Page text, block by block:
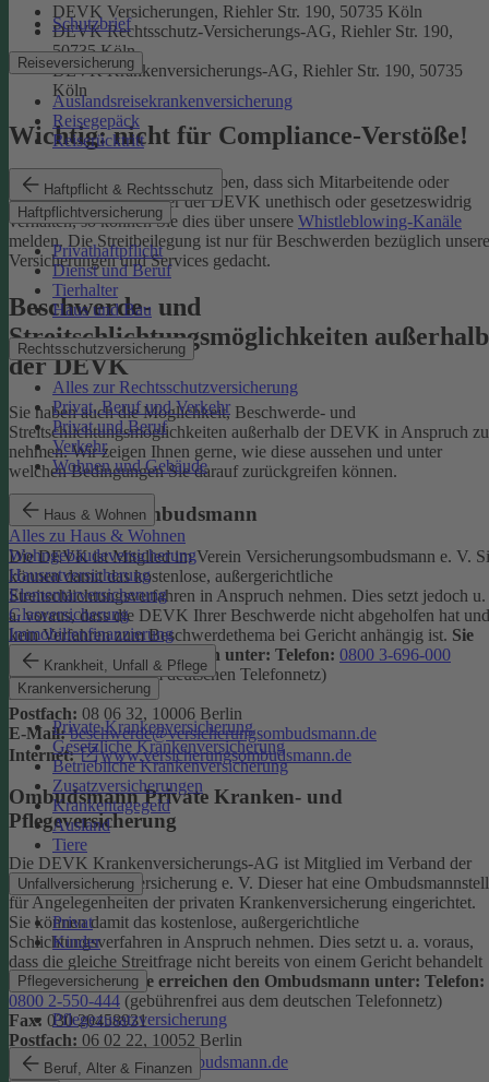
Schutzbrief
Reiseversicherung
Auslandsreisekrankenversicherung
Reisegepäck
Reiserücktritt
Haftpflicht & Rechtsschutz
Haftpflichtversicherung
Privathaftpflicht
Dienst und Beruf
Tierhalter
Haus und Bau
Rechtsschutzversicherung
Alles zur Rechtsschutzversicherung
Privat, Beruf und Verkehr
Privat und Beruf
Verkehr
Wohnen und Gebäude
Haus & Wohnen
Alles zu Haus & Wohnen
Wohngebäudeversicherung
Hausratversicherung
Elementarversicherung
Glasversicherung
Immobilienfinanzierung
Krankheit, Unfall & Pflege
Krankenversicherung
Private Krankenversicherung
Gesetzliche Krankenversicherung
Betriebliche Krankenversicherung
Zusatzversicherungen
Krankentagegeld
Ausland
Tiere
Unfallversicherung
Privat
Kinder
Pflegeversicherung
Pflegezusatzversicherung
Beruf, Alter & Finanzen
DEVK Versicherungen, Riehler Str. 190, 50735 Köln
DEVK Rechtsschutz-Versicherungs-AG, Riehler Str. 190,
50735 Köln
DEVK Krankenversicherungs-AG, Riehler Str. 190, 50735
Köln
Wichtig: nicht für Compliance-Verstöße!
Wenn Sie Kenntnis darüber haben, dass sich Mitarbeitende oder
Partnerinnen und Partner der DEVK unethisch oder gesetzeswidrig
verhalten, so können Sie dies über unsere Whistleblowing-Kanäle
melden. Die Streitbeilegung ist nur für Beschwerden bezüglich
Versicherungen und Services gedacht.
Beschwerde- und
Streitschlichtungsmöglichkeiten außerhalb
der DEVK
Sie haben auch die Möglichkeit, Beschwerde- und
Streitschlichtungsmöglichkeiten außerhalb der DEVK in Anspruch zu
nehmen. Wir zeigen Ihnen gerne, wie diese aussehen und unter
welchen Bedingungen Sie darauf zurückgreifen können.
Versicherungsombudsmann
Die DEVK ist Mitglied im Verein Versicherungsombudsmann e. V.
können damit das kostenlose, außergerichtliche
Streitschlichtungsverfahren in Anspruch nehmen. Dies setzt jedoch u.
a. voraus, dass die DEVK Ihrer Beschwerde nicht abgeholfen hat und
kein Verfahren zum Beschwerdethema bei Gericht anhängig ist. Sie
erreichen den Ombudsmann unter: Telefon: 0800 3-696-000
(gebührenfrei aus dem deutschen Telefonnetz)
Fax:0800 3-699-000
Postfach: 08 06 32, 10006 Berlin
E-Mail:beschwerde@versicherungsombudsmann.de
Internet:
www.versicherungsombudsmann.de
Ombudsmann Private Kranken- und
Pflegeversicherung
Die DEVK Krankenversicherungs-AG ist Mitglied im Verband der
privaten Krankenversicherung e. V. Dieser hat eine
für Angelegenheiten der privaten Krankenversicherung eingerichtet.
Sie können damit das kostenlose, außergerichtliche
Schlichtungsverfahren in Anspruch nehmen. Dies setzt u. a. voraus,
dass die gleiche Streitfrage nicht bereits von einem Gericht behandelt
wird oder wurde.Sie erreichen den Ombudsmann unter: Telefon:
0800 2-550-444 (gebührenfrei aus dem deutschen Telefonnetz)
Fax: 030 20458931
Postfach: 06 02 22, 10052 Berlin
Internet:
www.pkv-ombudsmann.de